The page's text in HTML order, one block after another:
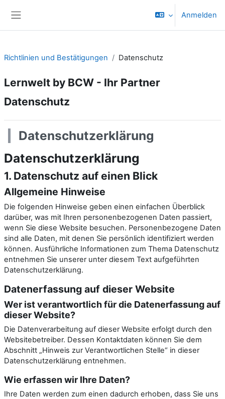
Anmelden
Richtlinien und Bestätigungen Datenschutz
Lernwelt by BCW - Ihr Partner
Datenschutz
Datenschutz­erklärung
Datenschutz­erklärung
1. Datenschutz auf einen Blick
Allgemeine Hinweise
Die folgenden Hinweise geben einen einfachen Überblick
darüber, was mit Ihren personenbezogenen Daten passiert,
wenn Sie diese Website besuchen. Personenbezogene Daten
sind alle Daten, mit denen Sie persönlich identifiziert werden
können. Ausführliche Informationen zum Thema Datenschutz
entnehmen Sie unserer unter diesem Text aufgeführten
Datenschutzerklärung.
Datenerfassung auf dieser Website
Wer ist verantwortlich für die Datenerfassung auf
dieser Website?
Die Datenverarbeitung auf dieser Website erfolgt durch den
Websitebetreiber. Dessen Kontaktdaten können Sie dem
Abschnitt „Hinweis zur Verantwortlichen Stelle“ in dieser
Datenschutzerklärung entnehmen.
Wie erfassen wir Ihre Daten?
Ihre Daten werden zum einen dadurch erhoben, dass Sie uns